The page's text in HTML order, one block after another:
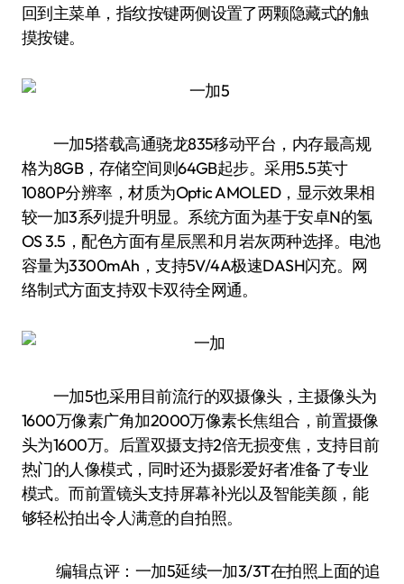
回到主菜单，指纹按键两侧设置了两颗隐藏式的触
摸按键。
一加5搭载高通骁龙835移动平台，内存最高规
格为8GB，存储空间则64GB起步。采用5.5英寸
1080P分辨率，材质为Optic AMOLED，显示效果相
较一加3系列提升明显。系统方面为基于安卓N的氢
OS 3.5，配色方面有星辰黑和月岩灰两种选择。电池
容量为3300mAh，支持5V/4A极速DASH闪充。网
络制式方面支持双卡双待全网通。
一加5也采用目前流行的双摄像头，主摄像头为
1600万像素广角加2000万像素长焦组合，前置摄像
头为1600万。后置双摄支持2倍无损变焦，支持目前
热门的人像模式，同时还为摄影爱好者准备了专业
模式。而前置镜头支持屏幕补光以及智能美颜，能
够轻松拍出令人满意的自拍照。
编辑点评：一加5延续一加3/3T在拍照上面的追